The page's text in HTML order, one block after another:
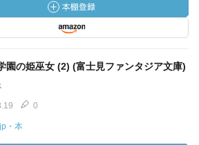
園の姫巫女 (2) (富士見ファンタジア文庫)
0
・本